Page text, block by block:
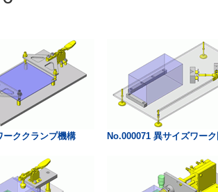
ーククランプ機構 No.000071 異サイズワー